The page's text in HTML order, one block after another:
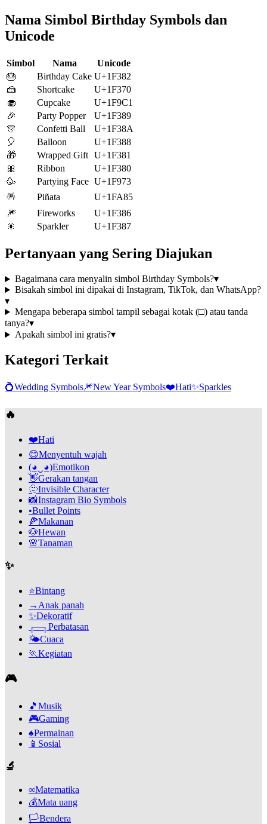
Nama Simbol Birthday Symbols dan
Unicode
Simbol Nama
Unicode
🎂
Birthday Cake U+1F382
🍰
Shortcake
U+1F370
🧁
Cupcake
U+1F9C1
🎉
Party Popper
U+1F389
🎊
Confetti Ball
U+1F38A
🎈
Balloon
U+1F388
🎁
Wrapped Gift U+1F381
🎀
Ribbon
U+1F380
🥳
Partying Face U+1F973
🪅
Piñata
U+1FA85
🎆
Fireworks
U+1F386
🎇
Sparkler U+1F387
Pertanyaan yang Sering Diajukan
Bagaimana cara menyalin simbol Birthday Symbols?▾
Bisakah simbol ini dipakai di Instagram, TikTok, dan WhatsApp?
▾
Mengapa beberapa simbol tampil sebagai kotak (□) atau tanda
tanya?▾
Apakah simbol ini gratis?▾
Kategori Terkait
💍Wedding Symbols🎆New Year Symbols❤️Hati✨Sparkles
🔥
❤️Hati
😊Menyentuh wajah
(◕‿◕)Emotikon
👋Gerakan tangan
🫥Invisible Character
📸Instagram Bio Symbols
•Bullet Points
🍕Makanan
🐶Hewan
🌸Tanaman
✨
⭐Bintang
→ Anak panah
✨Dekoratif
┌─┐ Perbatasan
🌤️Cuaca
🏃Kegiatan
🎮
🎵 Musik
🎮Gaming
♠️Permainan
📱 Sosial
🔬
∞Matematika
💰Mata uang
🏳️Bendera